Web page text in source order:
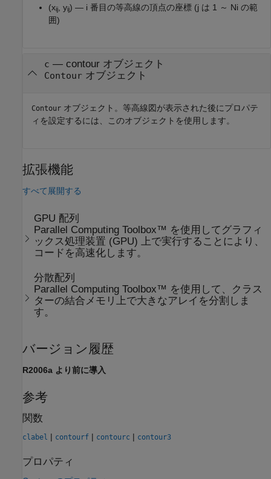
(xij , yij) — i 番目の等高線の頂点の座標 (j は 1 ～ Ni の範
囲)
c — contour オブジェクト
Contourオブジェクト
Contour オブジェクト。等高線図が表示された後にプロパテ
ィを設定するには、このオブジェクトを使用します。
拡張機能
すべて展開する
GPU 配列
Parallel Computing Toolbox™ を使用してグラフィ
ックス処理装置 (GPU) 上で実行することにより、
コードを高速化します。
分散配列
Parallel Computing Toolbox™ を使用して、クラス
ターの結合メモリ上で大きなアレイを分割しま
す。
バージョン履歴
R2006a より前に導入
参考
関数
clabel | contourf | contourc | contour3
プロパティ